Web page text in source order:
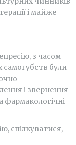
і майже
з часом
самогубств були
і звернення
фармакологічні
спілкуватися,